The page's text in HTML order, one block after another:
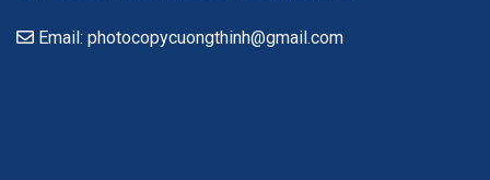
Email: photocopycuongthinh@gmail.com